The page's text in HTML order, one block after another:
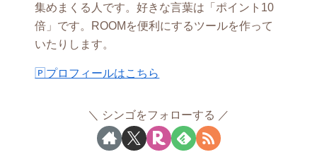
集めまくる人です。好きな言葉は「ポイント10
倍」です。ROOMを便利にするツールを作って
いたりします。
🄿プロフィールはこちら
シンゴをフォローする